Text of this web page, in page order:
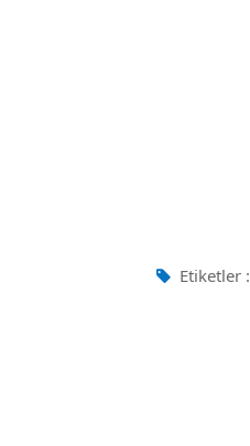
Etiketler :